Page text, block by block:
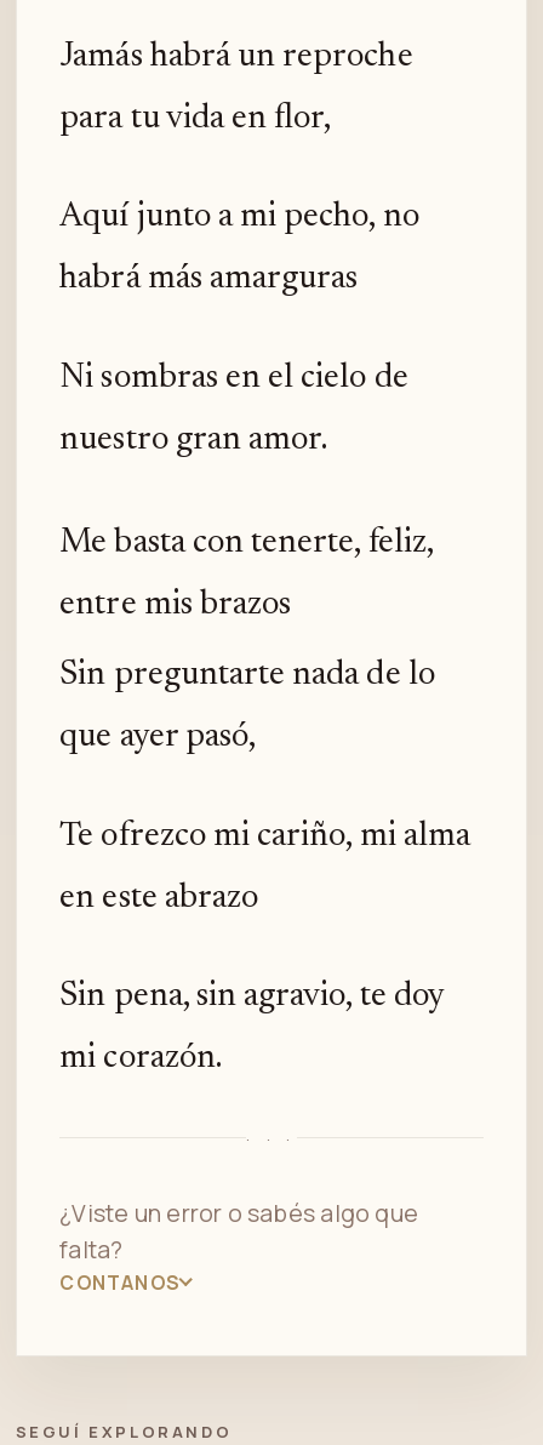
Jamás habrá un reproche
para tu vida en flor,
Aquí junto a mi pecho, no
habrá más amarguras
Ni sombras en el cielo de
nuestro gran amor.
Me basta con tenerte, feliz,
entre mis brazos
Sin preguntarte nada de lo
que ayer pasó,
Te ofrezco mi cariño, mi alma
en este abrazo
Sin pena, sin agravio, te doy
mi corazón.
· · ·
¿Viste un error o sabés algo que
falta?
CONTANOS
SEGUÍ EXPLORANDO